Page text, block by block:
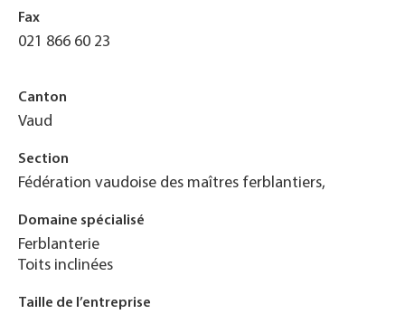
Fax
021 866 60 23
Canton
Vaud
Section
Fédération vaudoise des maîtres ferblantiers,
Domaine spécialisé
Ferblanterie
Toits inclinées
Taille de l’entreprise